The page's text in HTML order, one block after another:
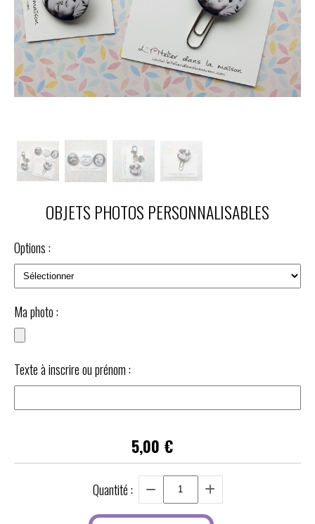
OBJETS PHOTOS PERSONNALISABLES
Options :
Ma photo :
Texte à inscrire ou prénom :
5,00 €
Quantité :